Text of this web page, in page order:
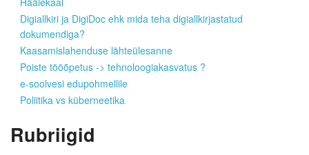
Digiallkiri ja DigiDoc ehk mida teha digiallkirjastatud
dokumendiga?
Kaasamislahenduse lähteülesanne
Poiste tööõpetus -> tehnoloogiakasvatus ?
e-soolvesi edupohmellile
Poliitika vs küberneetika
Rubriigid